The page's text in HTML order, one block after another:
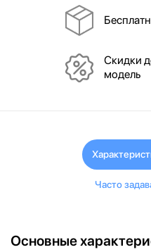
Скидки
модель
Часто
Основные